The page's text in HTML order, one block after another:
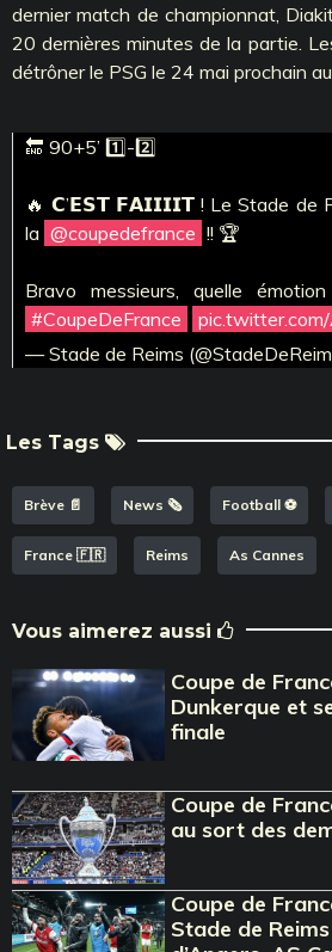
dernier match de championnat,
20 dernières minutes de la partie.
détrôner le PSG le 24 mai prochain
🔚 90+5’ 1️⃣-2️⃣
🔥 𝗖’𝗘𝗦𝗧 𝗙𝗔𝗜𝗜𝗜𝗜𝗧 ! Le Stade de
la @coupedefrance !! 🏆
Bravo messieurs, quelle
#CoupeDeFrance
— Stade de Reims
Les Tags
Brève 📄 News 🗞️ Football ⚽️
France 🇫🇷 Reims As Cannes
Vous aimerez aussi
Coupe de
Dunkerque et
finale
Coupe de
au sort des
Coupe de
Stade de